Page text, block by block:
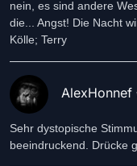
nein, es sind andere
die... Angst! Die Nacht
Kölle; Terry
AlexHonnef
Sehr dystopische
beeindruckend. Drücke